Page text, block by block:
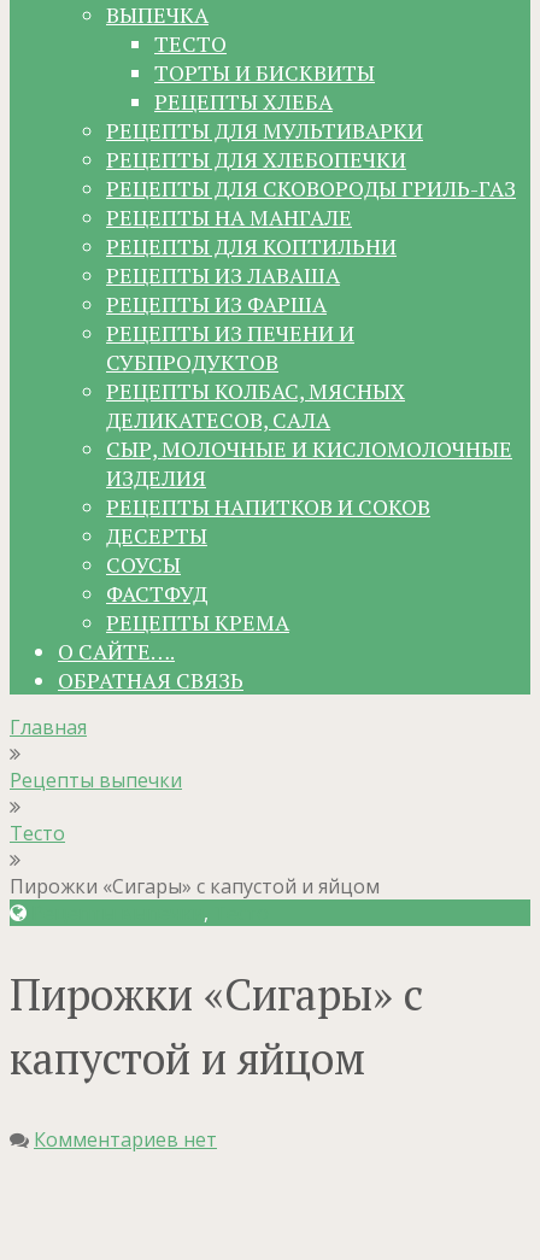
ВЫПЕЧКА
ТЕСТО
ТОРТЫ И БИСКВИТЫ
РЕЦЕПТЫ ХЛЕБА
РЕЦЕПТЫ ДЛЯ МУЛЬТИВАРКИ
РЕЦЕПТЫ ДЛЯ ХЛЕБОПЕЧКИ
РЕЦЕПТЫ ДЛЯ СКОВОРОДЫ ГРИЛЬ-ГАЗ
РЕЦЕПТЫ НА МАНГАЛЕ
РЕЦЕПТЫ ДЛЯ КОПТИЛЬНИ
РЕЦЕПТЫ ИЗ ЛАВАША
РЕЦЕПТЫ ИЗ ФАРША
РЕЦЕПТЫ ИЗ ПЕЧЕНИ И
СУБПРОДУКТОВ
РЕЦЕПТЫ КОЛБАС, МЯСНЫХ
ДЕЛИКАТЕСОВ, САЛА
СЫР, МОЛОЧНЫЕ И КИСЛОМОЛОЧНЫЕ
ИЗДЕЛИЯ
РЕЦЕПТЫ НАПИТКОВ И СОКОВ
ДЕСЕРТЫ
СОУСЫ
ФАСТФУД
РЕЦЕПТЫ КРЕМА
О САЙТЕ….
ОБРАТНАЯ СВЯЗЬ
Главная
Рецепты выпечки
Тесто
Пирожки «Сигары» с капустой и яйцом
,
Пирожки «Сигары» с
капустой и яйцом
Комментариев нет